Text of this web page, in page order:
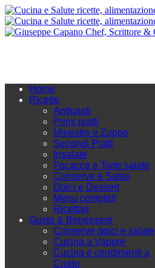
Home
Ricette
Antipasti
Primi piatti
Minestre e Zuppe
Secondi Piatti
Insalate
Focacce e Torte salate
Conserve e Salse
Dolci e Dessert
Menu completi
Ricettari
Gusto & Benessere
Conserve dolci e salate
Cucina a Vapore
Cucina e condimenti a
Crudo